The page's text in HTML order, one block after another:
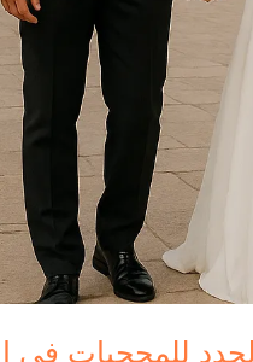
للمحجبات في